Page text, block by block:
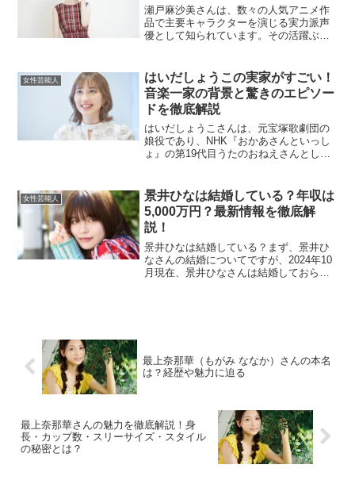
瀬戸麻沙美さんは、数々の人気アニメ作
品で主要キャラクターを演じる実力派声
優として知られています。その活躍ぶり
美さんの年収の推定額や愛車について詳
しくご紹介します。また、...
女性芸能人
はいだしょうこの実家がすごい！
音楽一家の背景と驚きのエピソー
ドを徹底解説
はいだしょうこさんは、元宝塚歌劇団の
娘役であり、NHK『おかあさんといっし
ょ』の第19代目うたのおねえさんとして
す。この記事では、はいだしょうこさん
の実家の場所や家族構...
女性芸能人
景井ひなは結婚している？年収は
5,000万円？最新情報を徹底解
説！
景井ひなは結婚している？まず、景井ひ
なさんの結婚についてですが、2024年10
月現在、景井ひなさんは結婚しておら
最上奈那華（もがみ ななか）さんの本名
は？経歴や魅力に迫る
最上奈那華さんの魅力を徹底解説！身
長・カップ数・スリーサイズ・スタイル
の秘密とは？